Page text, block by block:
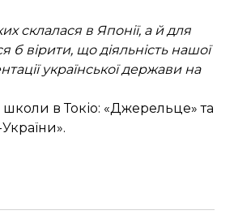
склалася в Японії, а й для
б вірити, що діяльність нашої
української держави на
школи в Токіо: «Джерельце» та